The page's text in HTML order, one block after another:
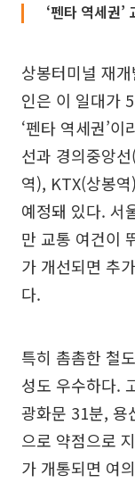
‘펜타 역세권
상봉터미널 재
인은 이 일대가
‘펜타 역세권’
선과 경의중앙
역), KTX(상봉
예정돼 있다. 서
만 교통 여건이
가 개선되면 추
다.
특히 촘촘한 철
성도 우수하다.
광화문 31분, 용
으로 약점으로
가 개통되면 여